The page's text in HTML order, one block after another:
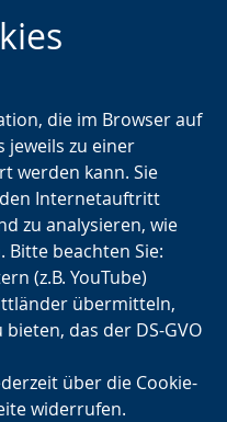
die im Browser auf
jeweils zu einer
werden kann. Sie
Internetauftritt
zu analysieren, wie
Bitte beachten Sie:
(z.B. YouTube)
übermitteln,
das der DS-GVO
über die Cookie-
widerrufen.